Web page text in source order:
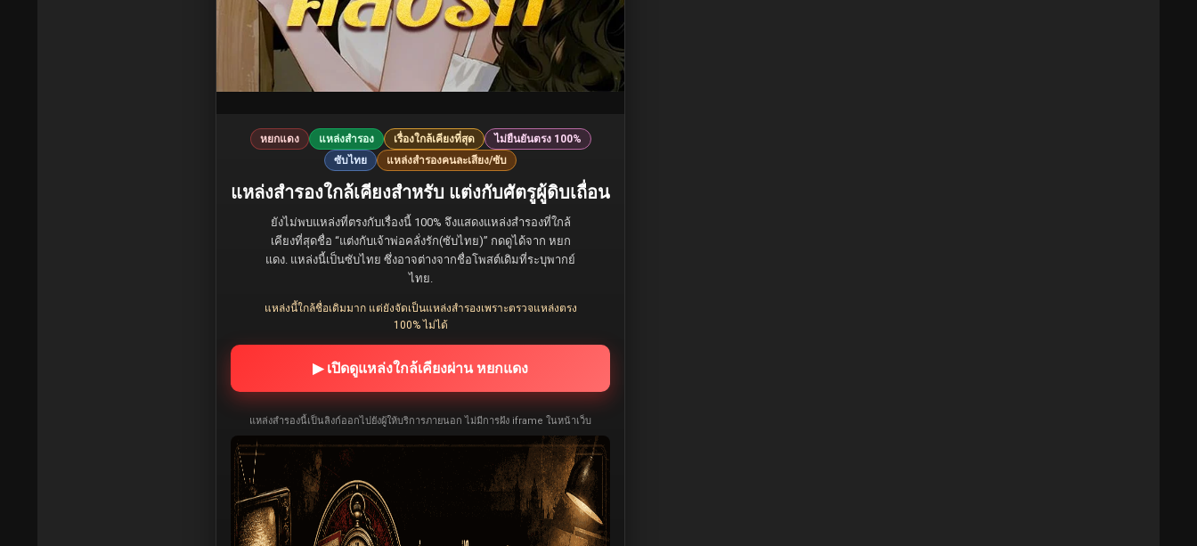
หยกแดง แหล่งสำรอง เรื่องใกล้เคียงที่สุด
ไม่ยืนยันตรง 100%
ซับไทย
แหล่งสำรองคนละเสียง/ซับ
แหล่งสำรองใกล้เคียงสำหรับ แต่งกับศัตรูผู้ดิบเถื่อน
ยังไม่พบแหล่งที่ตรงกับเรื่องนี้ 100% จึงแสดงแหล่งสำรองที่ใกล้
เคียงที่สุดชื่อ “แต่งกับเจ้าพ่อคลั่งรัก(ซับไทย)” กดดูได้จาก หยก
แดง. แหล่งนี้เป็นซับไทย ซึ่งอาจต่างจากชื่อโพสต์เดิมที่ระบุพากย์
ไทย.
แหล่งนี้ใกล้ชื่อเดิมมาก แต่ยังจัดเป็นแหล่งสำรองเพราะตรวจแหล่งตรง
100% ไม่ได้
▶ เปิดดูแหล่งใกล้เคียงผ่าน หยกแดง
แหล่งสำรองนี้เป็นลิงก์ออกไปยังผู้ให้บริการภายนอก ไม่มีการฝัง iframe ในหน้าเว็บ